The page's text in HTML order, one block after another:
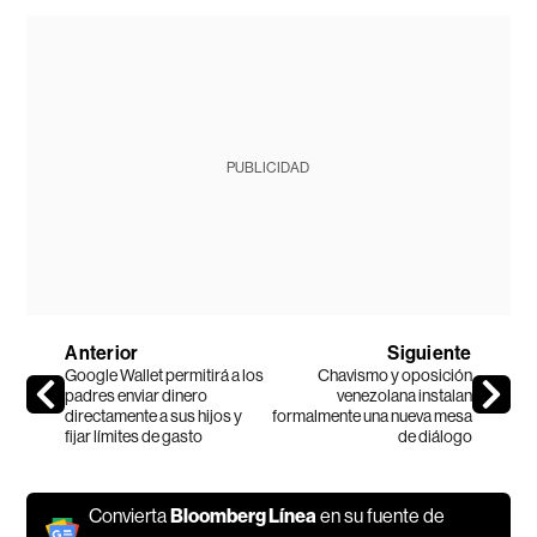
PUBLICIDAD
Anterior
Google Wallet permitirá a los
padres enviar dinero
directamente a sus hijos y
fijar límites de gasto
Siguiente
Chavismo y oposición
venezolana instalan
formalmente una nueva mesa
de diálogo
ConviertaBloomberg Líneaen su fuente de